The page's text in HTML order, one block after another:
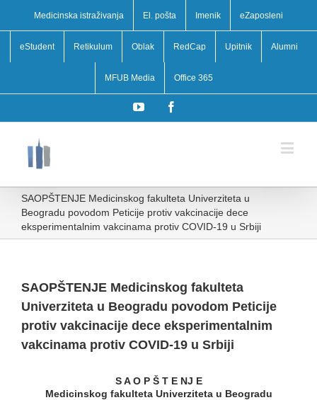
Medicinska istraživanja El. pošta Imenik eZaposleni
eStudent Retikulum Oblak RedCap Upitnik Alumni
MFUB Media Office 365
YouTube
SAOPŠTENJE Medicinskog fakulteta Univerziteta u
Beogradu povodom Peticije protiv vakcinacije dece
eksperimentalnim vakcinama protiv COVID-19 u Srbiji
SAOPŠTENJE Medicinskog fakulteta
Univerziteta u Beogradu povodom Peticije
protiv vakcinacije dece eksperimentalnim
vakcinama protiv COVID-19 u Srbiji
S A O P Š T E NJ E
Medicinskog fakulteta Univerziteta u Beogradu